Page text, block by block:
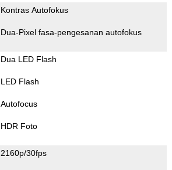
Kontras Autofokus
Dua-Pixel fasa-pengesanan autofokus
Dua LED Flash
LED Flash
Autofocus
HDR Foto
2160p/30fps